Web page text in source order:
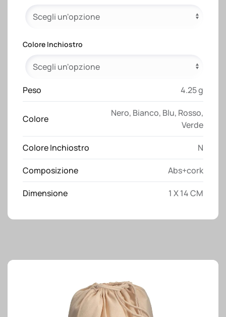
alluninio
in
sughero
particolari
cromati
quantità
Colore Inchiostro
Peso 4.25 g
Colore
Nero, Bianco, Blu, Rosso,
Verde
Colore Inchiostro N
Composizione Abs+cork
Dimensione 1 X 14 CM